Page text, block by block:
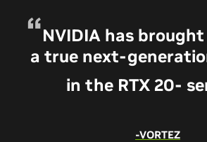
NVIDIA has
a true next-
in the RTX 20-
-VORTEZ